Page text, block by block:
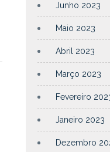
Junho 2023
Maio 2023
Abril 2023
Março 2023
Fevereiro
Janeiro 2023
Dezembro